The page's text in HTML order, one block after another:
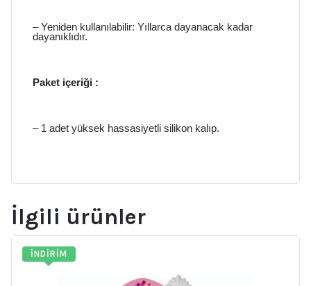
– Yeniden kullanılabilir: Yıllarca dayanacak kadar
dayanıklıdır.
Paket içeriği :
– 1 adet yüksek hassasiyetli silikon kalıp.
İlgili ürünler
İNDIRIM